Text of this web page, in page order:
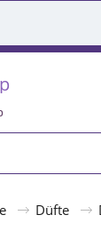
Düfte